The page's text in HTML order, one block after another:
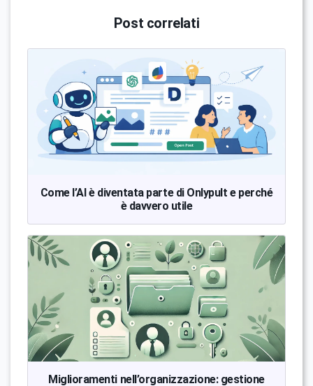
Post correlati
Come l’AI è diventata parte di Onlypult e perché
è davvero utile
Miglioramenti nell’organizzazione: gestione